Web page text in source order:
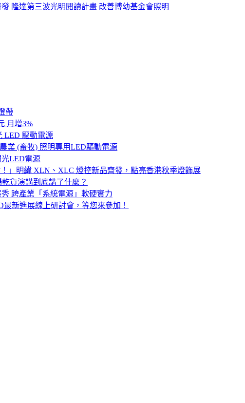
發 隆達第三波光明閱讀計畫 改善博幼基金會照明
帶
月增3%
LED 驅動電源
業 (畜牧) 照明專用LED驅動電源
LED電源
」明緯 XLN、XLC 燈控新品齊發，點亮香港秋季燈飾展
貨演講到底講了什麼？
跨產業「系統電源」軟硬實力
新進展線上研討會，等您來參加！